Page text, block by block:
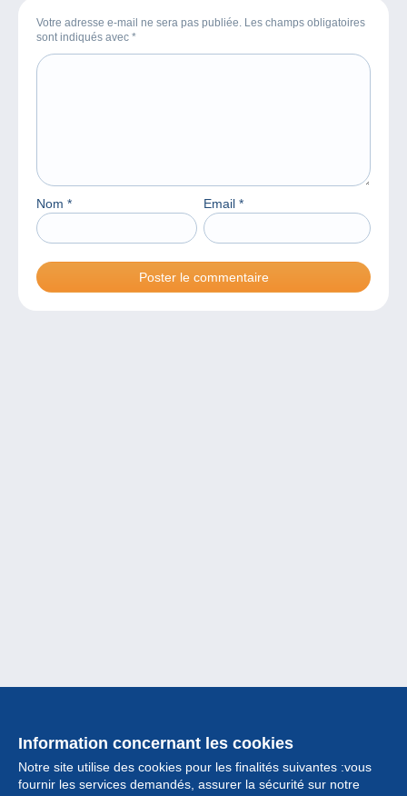
Votre adresse e-mail ne sera pas publiée. Les champs obligatoires
sont indiqués avec *
Nom * Email *
Information concernant les cookies
Notre site utilise des cookies pour les finalités suivantes :vous
fournir les services demandés, assurer la sécurité sur notre